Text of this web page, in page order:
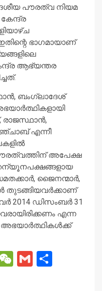
പൗരത്വ നിയമ
ഭാഗമായാണ്
ആഭ്യന്തര
ബംഗ്ലാദേശ്
രാജസ്ഥാന്‍,
എന്നീ
അപേക്ഷ
ജൈനന്മാര്‍,
തുടങ്ങിയവര്‍ക്കാണ്
2014 ഡിസംബർ 31
എന്ന
WeChat
Gmail